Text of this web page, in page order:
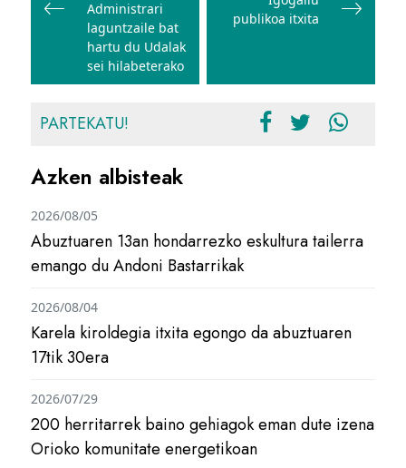
Administrari
laguntzaile bat
hartu du Udalak
sei hilabeterako
publikoa itxita
PARTEKATU!
Azken albisteak
Abuztuaren 13an hondarrezko eskultura tailerra
emango du Andoni Bastarrikak
2026/08/05
Karela kiroldegia itxita egongo da abuztuaren
17tik 30era
2026/08/04
200 herritarrek baino gehiagok eman dute izena
Orioko komunitate energetikoan
2026/07/29